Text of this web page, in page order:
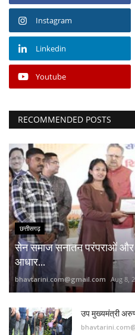
Instagram
Linkedin
Youtube
RECOMMENDED POSTS
छत्तीसगढ़
सेन समाज सनातन परंपराओं
आधार...
bhavtarini.com@gmail.com Aug 8,
उप मुख्यमंत्री अरुण